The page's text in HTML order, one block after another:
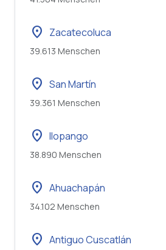
location_on Zacatecoluca
39.613 Menschen
location_on San Martín
39.361 Menschen
location_on Ilopango
38.890 Menschen
location_on Ahuachapán
34.102 Menschen
location_on Antiguo Cuscatlán